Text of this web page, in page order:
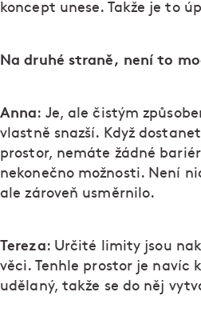
koncept unese. Takže je to
Na druhé straně, není to
Anna: Je, ale čistým
vlastně snazší. Když
prostor, nemáte žádné
nekonečno možnosti. Není
ale zároveň usměrnilo.
Tereza: Určité limity jsou
věci. Tenhle prostor je navíc
udělaný, takže se do něj